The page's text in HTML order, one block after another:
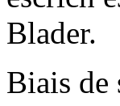
Blader.
Biais de